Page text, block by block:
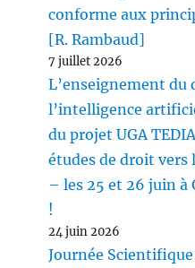
conforme aux
[R. Rambaud]
7 juillet 2026
L’enseignement du
l’intelligence
du projet UGA
études de droit
– les 25 et 26 juin à
!
24 juin 2026
Journée